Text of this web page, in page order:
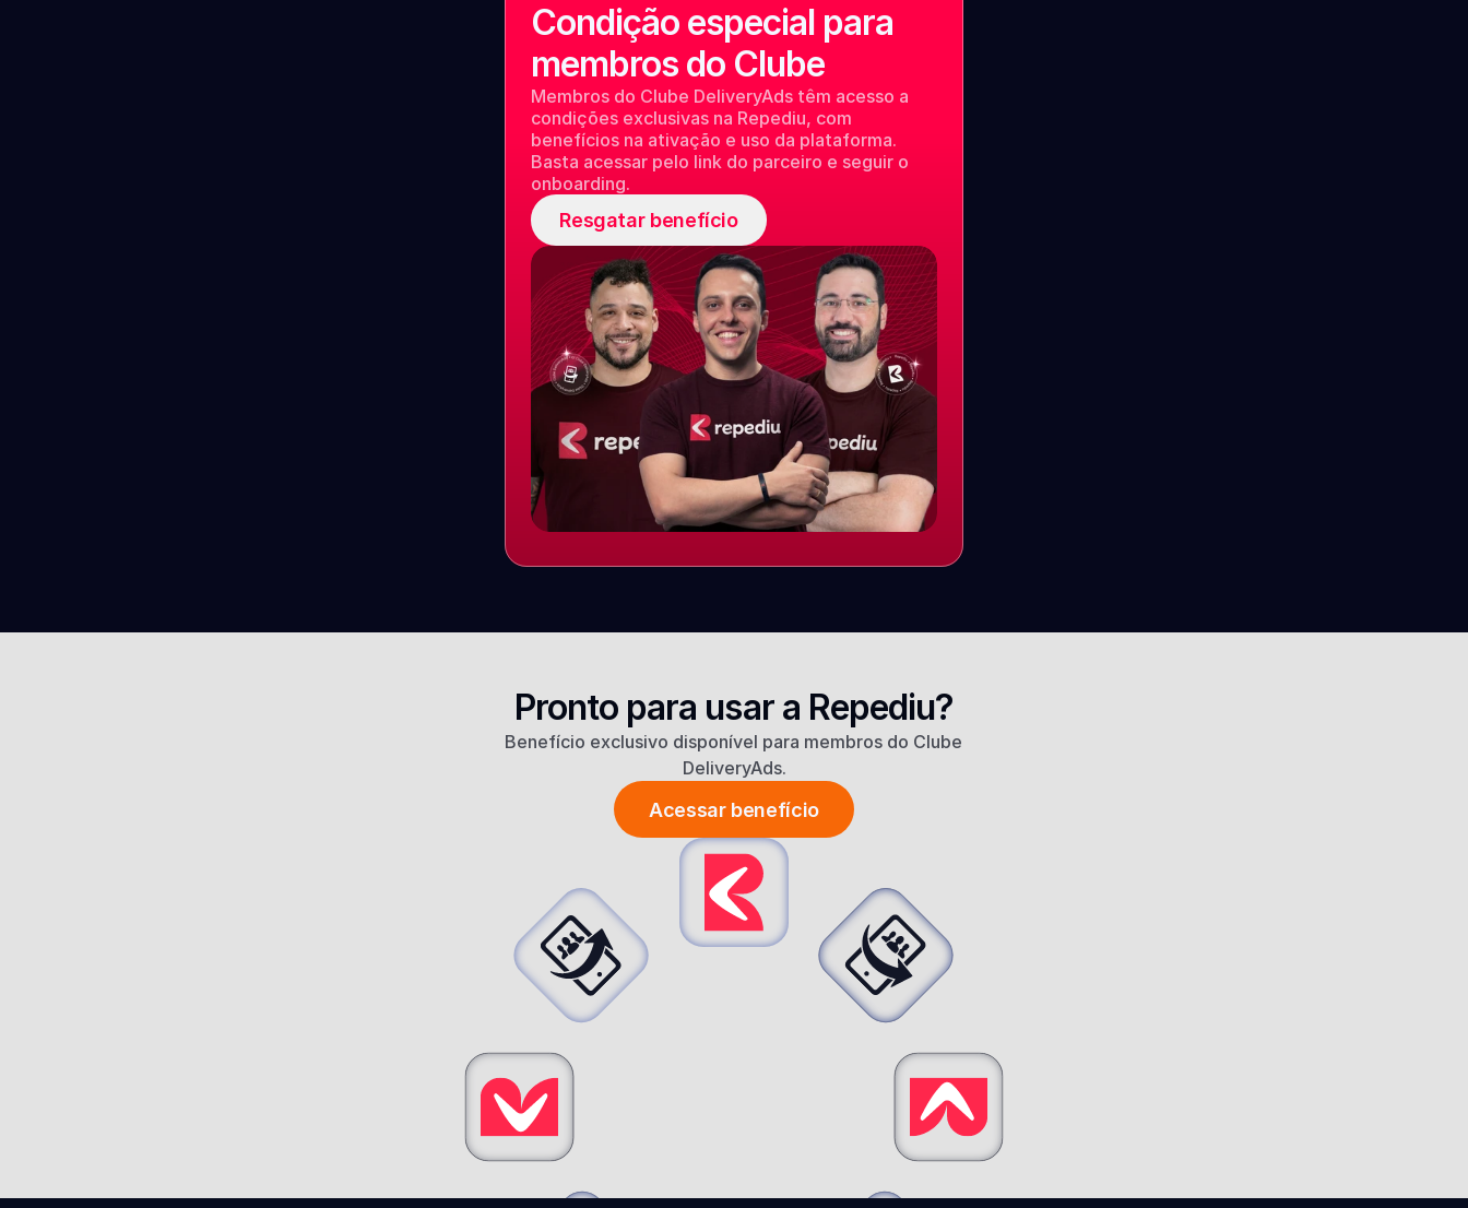
Condição especial para
membros do Clube
Membros do Clube DeliveryAds têm acesso a
condições exclusivas na Repediu, com
benefícios na ativação e uso da plataforma.
Basta acessar pelo link do parceiro e seguir o
onboarding.
Resgatar benefício
Pronto para usar a Repediu?
Benefício exclusivo disponível para membros do Clube
DeliveryAds.
Acessar benefício